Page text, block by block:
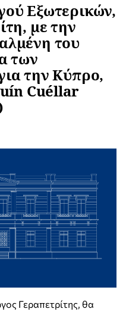
Εξωτερικών,
με την
του
των
την Κύπρο,
Cuéllar
Γεραπετρίτης, θα